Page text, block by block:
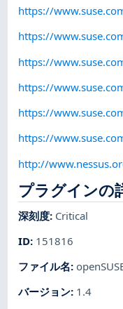
https://
https://
https://
https://
https://
https://
http://
プラグインの
深刻度: Critical
ID: 151816
ファイル名:
バージョン: 1.4